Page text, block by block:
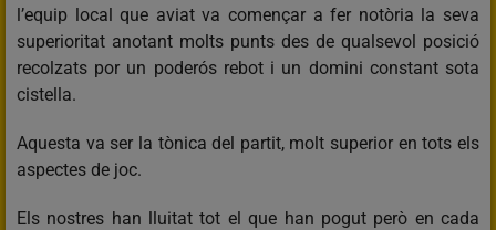
l’equip local que aviat va començar a fer notòria la seva
superioritat anotant molts punts des de qualsevol posició
recolzats por un poderós rebot i un domini constant sota
cistella.
Aquesta va ser la tònica del partit, molt superior en tots els
aspectes de joc.
Els nostres han lluitat tot el que han pogut però en cada